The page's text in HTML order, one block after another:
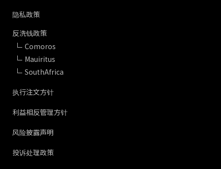
隐私政策
反洗钱政策
Comoros
Mauiritus
SouthAfrica
执行注文方针
利益相反管理方针
风险披露声明
投诉处理政策